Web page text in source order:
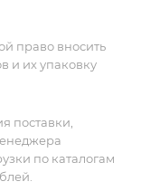
право вносить
и их упаковку
поставки,
по каталогам